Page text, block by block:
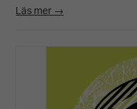
Läs mer →